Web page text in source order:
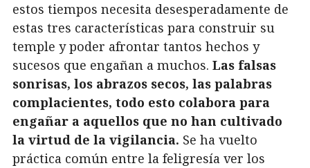
estos tiempos necesita desesperadamente de
estas tres características para construir su
temple y poder afrontar tantos hechos y
sucesos que engañan a muchos. Las falsas
sonrisas, los abrazos secos, las palabras
complacientes, todo esto colabora para
engañar a aquellos que no han cultivado
la virtud de la vigilancia. Se ha vuelto
práctica común entre la feligresía ver los